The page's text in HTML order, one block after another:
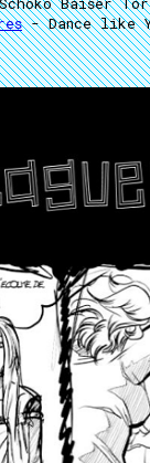
- Dance like